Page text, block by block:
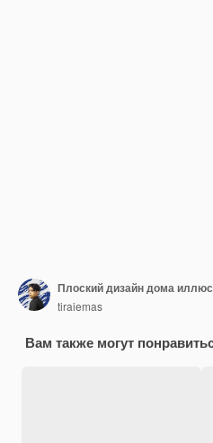
tiraiemas
Вам также могут